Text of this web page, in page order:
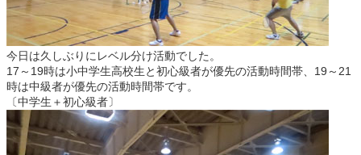
今日は久しぶりにレベル分け活動でした。
17～19時は小中学生高校生と初心級者が優先の活動時間帯、19～21
時は中級者が優先の活動時間帯です。
〔中学生＋初心級者〕